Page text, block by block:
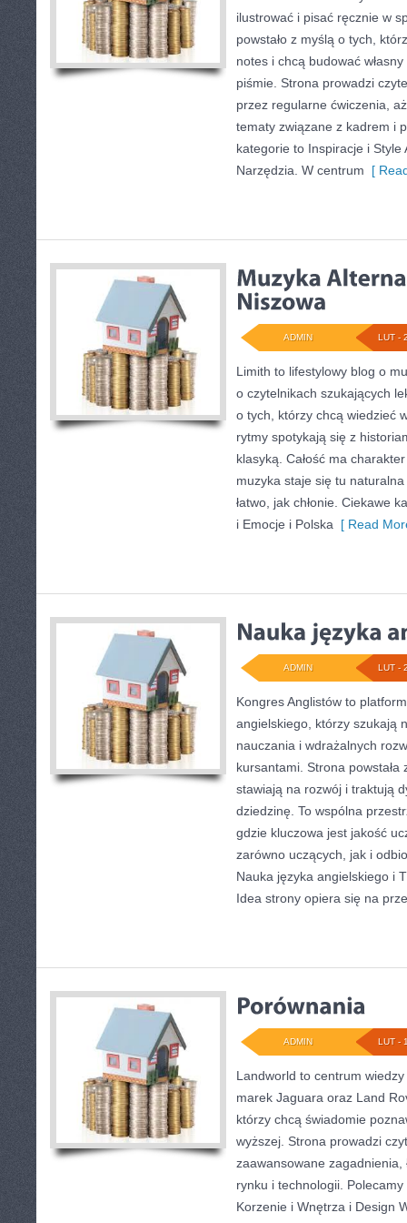
ilustrować i pisać ręcznie w
powstało z myślą o tych,
notes i chcą budować
piśmie. Strona prowadzi
przez regularne ćwiczenia,
tematy związane z kadrem i
kategorie to Inspiracje i Style
Narzędzia. W centrum [
LUT -
ADMIN
Limith to lifestylowy blog o
o czytelnikach szukających
o tych, którzy chcą wiedzieć
rytmy spotykają się z
klasyką. Całość ma
muzyka staje się tu
łatwo, jak chłonie. Ciekawe
i Emocje i Polska [ Read
LUT -
ADMIN
Kongres Anglistów to
angielskiego, którzy szukają
nauczania i wdrażalnych
kursantami. Strona
stawiają na rozwój i traktują
dziedzinę. To wspólna
gdzie kluczowa jest jakość
zarówno uczących, jak i
Nauka języka angielskiego i
Idea strony opiera się na
LUT -
ADMIN
Landworld to centrum
marek Jaguara oraz Land
którzy chcą świadomie
wyższej. Strona prowadzi
zaawansowane zagadnienia,
rynku i technologii.
Korzenie i Wnętrza i Design